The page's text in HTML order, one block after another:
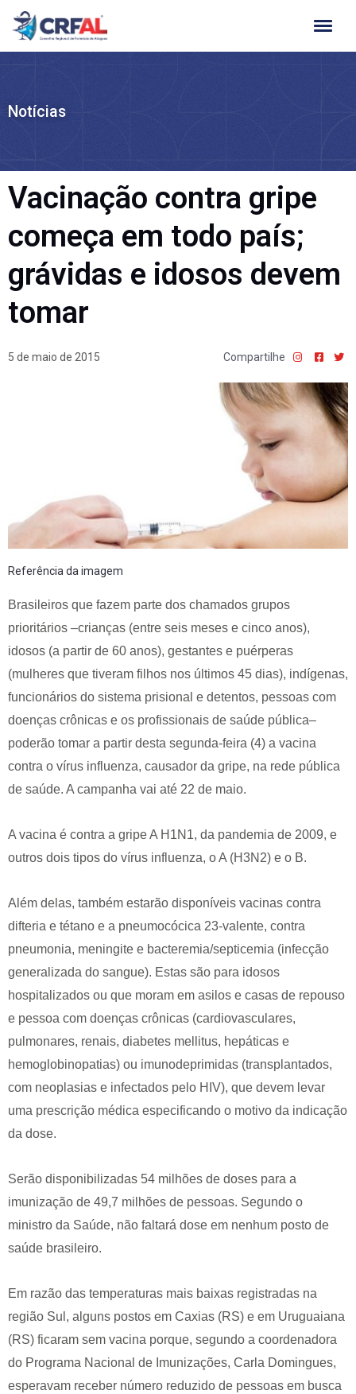
Ir
para
Notícias
Vacinação contra gripe
começa em todo país;
grávidas e idosos devem
tomar
5 de maio de 2015 Compartilhe
Referência da imagem
Brasileiros que fazem parte dos chamados grupos
prioritários –crianças (entre seis meses e cinco anos),
idosos (a partir de 60 anos), gestantes e puérperas
(mulheres que tiveram filhos nos últimos 45 dias), indígenas,
funcionários do sistema prisional e detentos, pessoas com
doenças crônicas e os profissionais de saúde pública–
poderão tomar a partir desta segunda-feira (4) a vacina
contra o vírus influenza, causador da gripe, na rede pública
de saúde. A campanha vai até 22 de maio.
A vacina é contra a gripe A H1N1, da pandemia de 2009, e
outros dois tipos do vírus influenza, o A (H3N2) e o B.
Além delas, também estarão disponíveis vacinas contra
difteria e tétano e a pneumocócica 23-valente, contra
pneumonia, meningite e bacteremia/septicemia (infecção
generalizada do sangue). Estas são para idosos
hospitalizados ou que moram em asilos e casas de repouso
e pessoa com doenças crônicas (cardiovasculares,
pulmonares, renais, diabetes mellitus, hepáticas e
hemoglobinopatias) ou imunodeprimidas (transplantados,
com neoplasias e infectados pelo HIV), que devem levar
uma prescrição médica especificando o motivo da indicação
da dose.
Serão disponibilizadas 54 milhões de doses para a
imunização de 49,7 milhões de pessoas. Segundo o
ministro da Saúde, não faltará dose em nenhum posto de
saúde brasileiro.
Em razão das temperaturas mais baixas registradas na
região Sul, alguns postos em Caxias (RS) e em Uruguaiana
(RS) ficaram sem vacina porque, segundo a coordenadora
do Programa Nacional de Imunizações, Carla Domingues,
esperavam receber número reduzido de pessoas em busca